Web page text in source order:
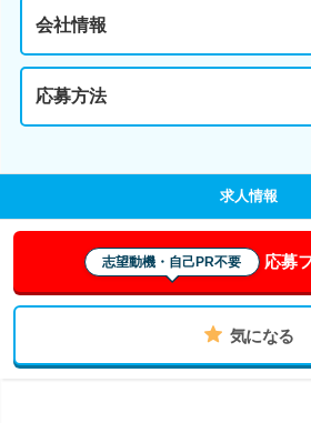
会社情報
応募方法
求人情報
志望動機・自己PR不要 応募
気になる